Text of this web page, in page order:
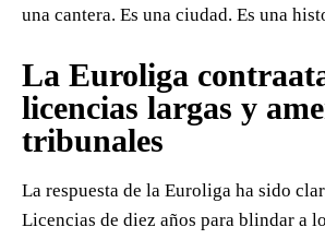
una cantera. Es una ciudad. Es una
La Euroliga
licencias largas y
tribunales
La respuesta de la Euroliga ha sido
Licencias de diez años para blindar a